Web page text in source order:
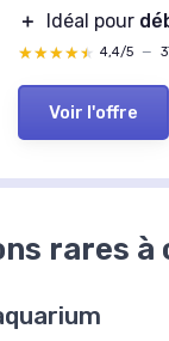
＋
Idéal pour
★★★★★
★★★★★ 4,4/5 —
Voir l'offre
rares